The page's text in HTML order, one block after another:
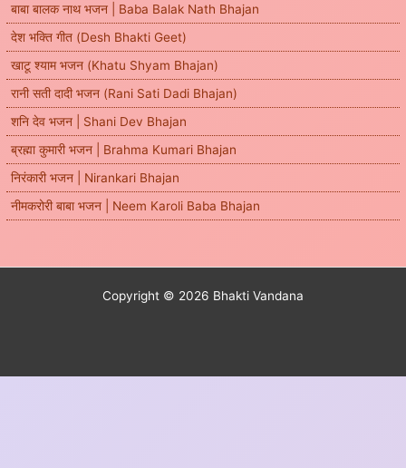
बाबा बालक नाथ भजन | Baba Balak Nath Bhajan
देश भक्ति गीत (Desh Bhakti Geet)
खाटू श्याम भजन (Khatu Shyam Bhajan)
रानी सती दादी भजन (Rani Sati Dadi Bhajan)
शनि देव भजन | Shani Dev Bhajan
ब्रह्मा कुमारी भजन | Brahma Kumari Bhajan
निरंकारी भजन | Nirankari Bhajan
नीमकरोरी बाबा भजन | Neem Karoli Baba Bhajan
Copyright © 2026 Bhakti Vandana